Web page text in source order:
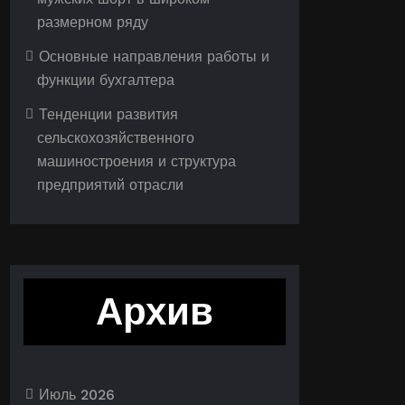
размерном ряду
Основные направления работы и
функции бухгалтера
Тенденции развития
сельскохозяйственного
машиностроения и структура
предприятий отрасли
Архив
Июль 2026